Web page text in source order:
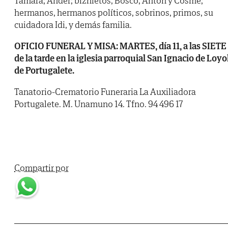
hermanos, hermanos políticos, sobrinos, primos, su
cuidadora Idi, y demás familia.
OFICIO FUNERAL Y MISA: MARTES, día 11, a las SIETE
de la tarde en la iglesia parroquial San Ignacio de
de Portugalete.
Tanatorio-Crematorio Funeraria La Auxiliadora
Portugalete. M. Unamuno 14. Tfno. 94 496 17
Compartir por